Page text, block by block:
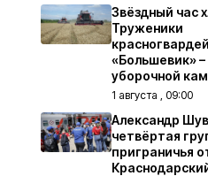
Звёздный час
Труженики
«Большевик» –
уборочной
1 августа , 09:00
Александр
четвёртая
приграничья